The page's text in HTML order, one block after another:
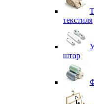
текстиля
штор